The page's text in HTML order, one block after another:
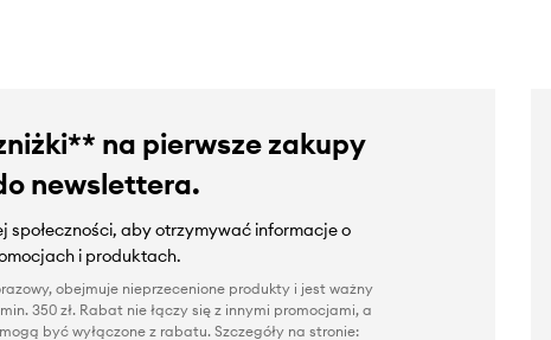
na pierwsze zakupy
newslettera.
społeczności, aby otrzymywać informacje o
i produktach.
obejmuje nieprzecenione produkty i jest ważny
350 zł. Rabat nie łączy się z innymi promocjami, a
być wyłączone z rabatu. Szczegóły na stronie: